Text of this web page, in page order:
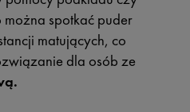
spotkać puder
matujących, co
dla osób ze